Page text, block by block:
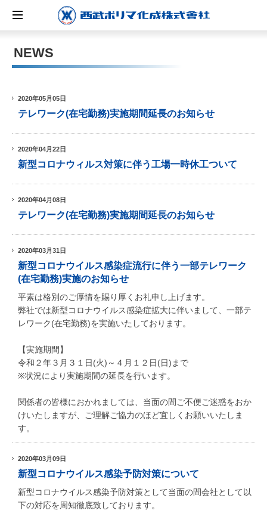
NEWS
2020年05月05日
テレワーク(在宅勤務)実施期間延長のお知らせ
2020年04月22日
新型コロナウィルス対策に伴う工場一時休工ついて
2020年04月08日
テレワーク(在宅勤務)実施期間延長のお知らせ
2020年03月31日
新型コロナウイルス感染症流行に伴う一部テレワーク
(在宅勤務)実施のお知らせ
平素は格別のご厚情を賜り厚くお礼申し上げます。
弊社では新型コロナウイルス感染症拡大に伴いまして、一部テ
レワーク(在宅勤務)を実施いたしております。
【実施期間】
令和２年３月３１日(火)～４月１２日(日)まで
※状況により実施期間の延長を行います。
関係者の皆様におかれましては、当面の間ご不便ご迷惑をおか
けいたしますが、ご理解ご協力のほど宜しくお願いいたしま
す。
2020年03月09日
新型コロナウイルス感染予防対策について
新型コロナウイルス感染予防対策として当面の間会社として以
下の対応を周知徹底致しております。